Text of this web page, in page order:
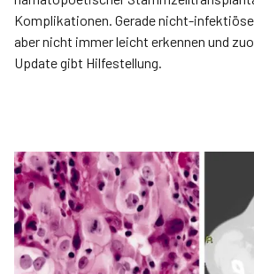
Komplikationen. Gerade nicht-
aber nicht immer leicht erkennen und
Update gibt Hilfestellung.